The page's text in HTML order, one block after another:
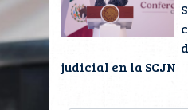
judicial en la SCJN